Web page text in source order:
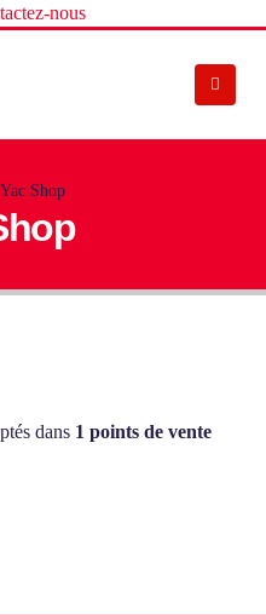
nous
Yac Shop
dans 1 points de vente